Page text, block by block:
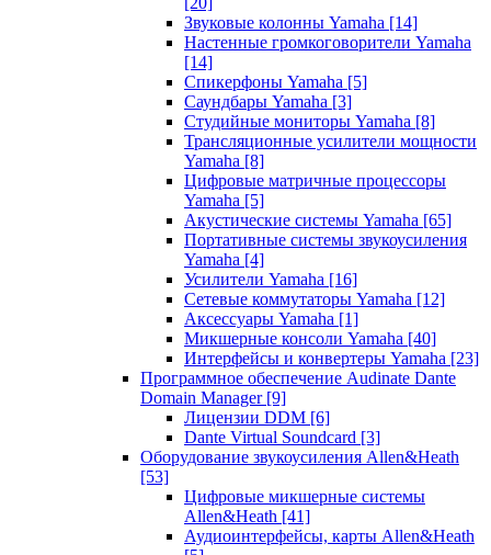
Звуковые колонны Yamaha [14]
Настенные громкоговорители Yamaha
[14]
Спикерфоны Yamaha [5]
Саундбары Yamaha [3]
Студийные мониторы Yamaha [8]
Трансляционные усилители мощности
Yamaha [8]
Цифровые матричные процессоры
Yamaha [5]
Акустические системы Yamaha [65]
Портативные системы звукоусиления
Yamaha [4]
Усилители Yamaha [16]
Сетевые коммутаторы Yamaha [12]
Аксессуары Yamaha [1]
Микшерные консоли Yamaha [40]
Интерфейсы и конвертеры Yamaha [23]
Программное обеспечение Audinate Dante
Domain Manager [9]
Лицензии DDM [6]
Dante Virtual Soundcard [3]
Оборудование звукоусиления Allen&Heath
[53]
Цифровые микшерные системы
Allen&Heath [41]
Аудиоинтерфейсы, карты Allen&Heath